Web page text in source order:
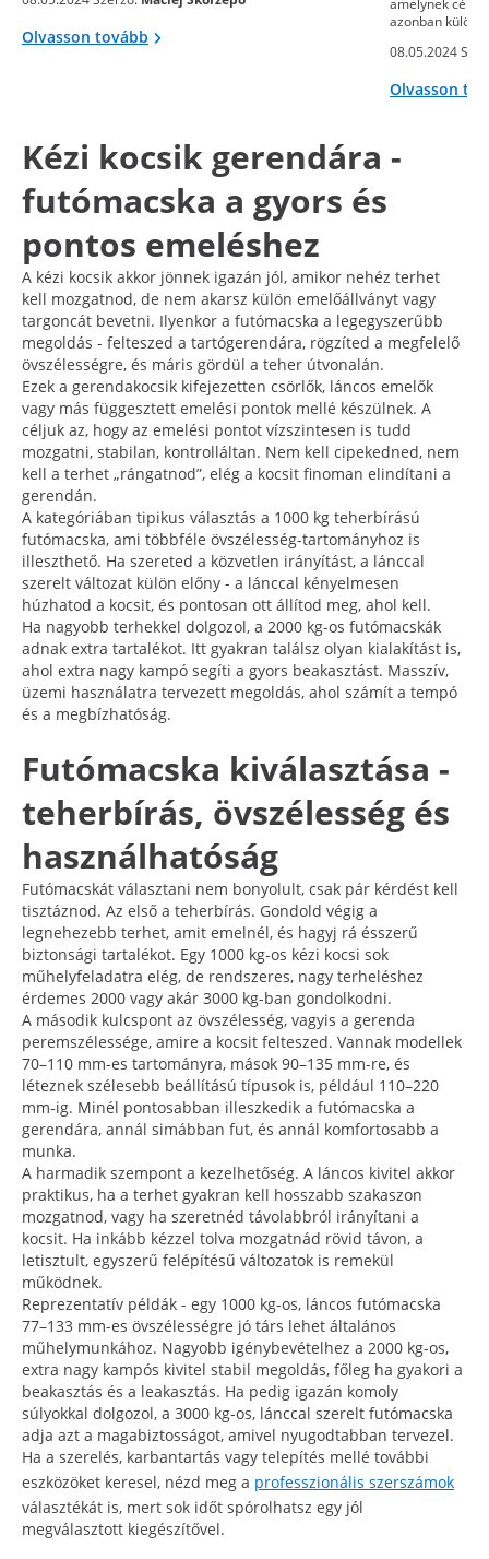
Olvasson tovább
azonban
08.05.2024
Olvasson
Kézi kocsik gerendára -
futómacska a gyors és
pontos emeléshez
A kézi kocsik akkor jönnek igazán jól, amikor nehéz terhet
kell mozgatnod, de nem akarsz külön emelőállványt vagy
targoncát bevetni. Ilyenkor a futómacska a legegyszerűbb
megoldás - felteszed a tartógerendára, rögzíted a megfelelő
övszélességre, és máris gördül a teher útvonalán.
Ezek a gerendakocsik kifejezetten csörlők, láncos emelők
vagy más függesztett emelési pontok mellé készülnek. A
céljuk az, hogy az emelési pontot vízszintesen is tudd
mozgatni, stabilan, kontrolláltan. Nem kell cipekedned, nem
kell a terhet „rángatnod”, elég a kocsit finoman elindítani a
gerendán.
A kategóriában tipikus választás a 1000 kg teherbírású
futómacska, ami többféle övszélesség-tartományhoz is
illeszthető. Ha szereted a közvetlen irányítást, a lánccal
szerelt változat külön előny - a lánccal kényelmesen
húzhatod a kocsit, és pontosan ott állítod meg, ahol kell.
Ha nagyobb terhekkel dolgozol, a 2000 kg-os futómacskák
adnak extra tartalékot. Itt gyakran találsz olyan kialakítást is,
ahol extra nagy kampó segíti a gyors beakasztást. Masszív,
üzemi használatra tervezett megoldás, ahol számít a tempó
és a megbízhatóság.
Futómacska kiválasztása -
teherbírás, övszélesség és
használhatóság
Futómacskát választani nem bonyolult, csak pár kérdést kell
tisztáznod. Az első a teherbírás. Gondold végig a
legnehezebb terhet, amit emelnél, és hagyj rá ésszerű
biztonsági tartalékot. Egy 1000 kg-os kézi kocsi sok
műhelyfeladatra elég, de rendszeres, nagy terheléshez
érdemes 2000 vagy akár 3000 kg-ban gondolkodni.
A második kulcspont az övszélesség, vagyis a gerenda
peremszélessége, amire a kocsit felteszed. Vannak modellek
70–110 mm-es tartományra, mások 90–135 mm-re, és
léteznek szélesebb beállítású típusok is, például 110–220
mm-ig. Minél pontosabban illeszkedik a futómacska a
gerendára, annál simábban fut, és annál komfortosabb a
munka.
A harmadik szempont a kezelhetőség. A láncos kivitel akkor
praktikus, ha a terhet gyakran kell hosszabb szakaszon
mozgatnod, vagy ha szeretnéd távolabbról irányítani a
kocsit. Ha inkább kézzel tolva mozgatnád rövid távon, a
letisztult, egyszerű felépítésű változatok is remekül
működnek.
Reprezentatív példák - egy 1000 kg-os, láncos futómacska
77–133 mm-es övszélességre jó társ lehet általános
műhelymunkához. Nagyobb igénybevételhez a 2000 kg-os,
extra nagy kampós kivitel stabil megoldás, főleg ha gyakori a
beakasztás és a leakasztás. Ha pedig igazán komoly
súlyokkal dolgozol, a 3000 kg-os, lánccal szerelt futómacska
adja azt a magabiztosságot, amivel nyugodtabban tervezel.
Ha a szerelés, karbantartás vagy telepítés mellé további
eszközöket keresel, nézd meg a professzionális szerszámok
választékát is, mert sok időt spórolhatsz egy jól
megválasztott kiegészítővel.